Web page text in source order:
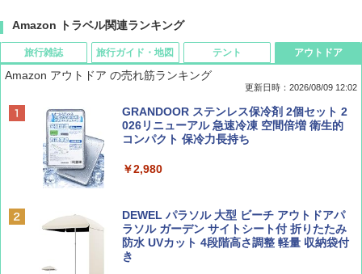
Amazon トラベル関連ランキング
旅行雑誌
BE-PAL(ビ-パル) 2026年 9 月号【特別付録:
SOTO ミニマル"旅"財布 ランダム2種】
ディズニーファン ２０２６年 ９月号 [雑
誌] (ＤＩＳＮＥＹ ＦＡＮ)
￥713
旅行ガイド・地図
地球の歩き方 スター・ウォーズ
￥2,695
D40 地球の歩き方 チェンマイ タイ北部の魅
力的な町 2026～2027 地球の歩き方D アジア
￥2,079
テント
[キャンパーズコレクション 山善] ポップアッ
プテント 傘みたいに広げて畳める パッとサ
ッとサンシェード キューブ フルクローズ メ
&ハイキング カーキ PATC-150(KH)
PYKES PEAK (パイクスピーク) 着替えテン
ト プライバシー テント 【中が透けない】 1
アウトドア
Amazon アウトドア の売れ筋ランキング
更新日時：2026/08/09 12:02
GRANDOOR ステンレス保冷剤 2個セット 2
026リニューアル 急速冷凍 空間倍増 衛生的
コンパクト 保冷力長持ち
￥2,980
DEWEL パラソル 大型 ビーチ アウトドアパ
ラソル ガーデン サイトシート付 折りたたみ
防水 UVカット 4段階高さ調整 軽量 収納袋付
き